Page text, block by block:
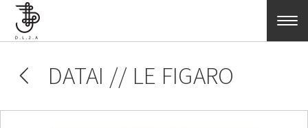
Aller au contenu principal
DATAI // LE FIGARO